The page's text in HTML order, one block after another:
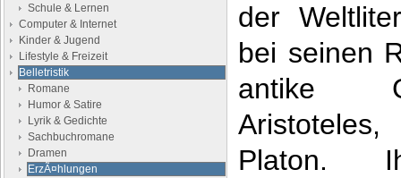
Schule & Lernen
Computer & Internet
Kinder & Jugend
Lifestyle & Freizeit
Belletristik
Romane
Humor & Satire
Lyrik & Gedichte
Sachbuchromane
Dramen
ErzÃ¤hlungen
der
bei seinen
antike
Platon.